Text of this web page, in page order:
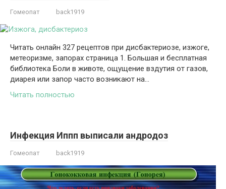
Гомеопат back1919
Читать онлайн 327 рецептов при дисбактериозе, изжоге,
метеоризме, запорах страница 1. Большая и бесплатная
библиотека Боли в животе, ощущение вздутия от газов,
диарея или запор часто возникают на…
Читать полностью
Инфекция Иппп выписали андродоз
Гомеопат back1919